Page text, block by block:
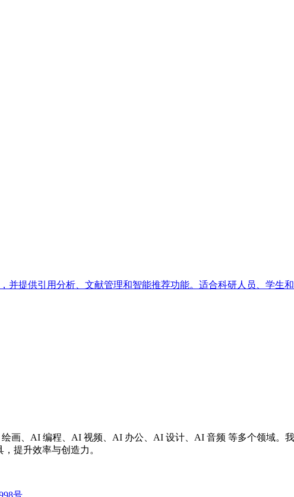
提供引用分析、文献管理和智能推荐功能。适合科研人员、学生和
画、AI 编程、AI 视频、AI 办公、AI 设计、AI 音频 等多个领域。
提升效率与创造力。